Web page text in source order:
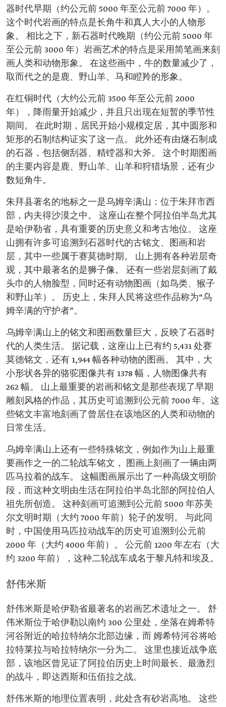
器时代早期（约公元前 5000 年至公元前 7000 年）。
这个时代岩画的特点是长角牛和真人大小的人物形
象。 相比之下，新石器时代晚期（约公元前 5000 年
至公元前 3000 年）岩画艺术的特点是采用简笔画来刻
画人类和动物形象。 在这些画中，牛的数量减少了，
取而代之的是鹿、野山羊、马和瞪羚的形象。
在红铜时代（大约公元前 3500 年至公元前 2000
年），降雨量开始减少，并且只出现在短暂的季节性
期间。 在此时期，居民开始小规模定居，其中圆形和
矩形的石制结构证实了这一点。 此外还有由燧石制成
的石器，包括侧刮器、精镗器和大斧。 这个时期图画
的主要内容是鹿、野山羊、山羊和狩猎场景，还有少
数短角牛。
朱拜县著名的地标之一是乌姆辛满山：位于朱拜市西
部，内夫得沙漠之中。 这座山在整个阿拉伯半岛尤其
是哈伊勒省，具有重要的历史意义和考古地位。 这座
山拥有许多可追溯到石器时代的古铭文、图画和岩
层，其中一些属于赛莫德时期。 山上拥有各种岩层奇
观，其中最著名的是狮子像。 还有一些岩层刻画了戴
头巾的人物脸型，同时还有动物图画（如鸟类、猴子
和野山羊）。 历史上，朱拜人民将这些作品称为“乌
姆辛满的守护者”。
乌姆辛满山上的铭文和图画数量巨大，反映了石器时
代的人类生活。 据记载，这座山上已有约 5,431 处赛
莫德铭文，还有 1,944 幅各种动物的图画。 其中，大
小形状各异的骆驼图像共有 1378 幅，人物图像共有
262 幅。 山上最重要的岩画和铭文是那些表现了早期
雕刻风格的作品，其历史可追溯到公元前 7000 年。这
些铭文丰富地刻画了曾居住在该地区的人类和动物的
日常生活。
乌姆辛满山上还有一些特殊铭文，例如作为山上最重
要画作之一的二轮战车铭文， 图画上刻画了一辆由两
匹马拉着的战车。 这幅图画展示出了一种高级文明阶
段，而这种文明由生活在阿拉伯半岛北部的阿拉伯人
祖先所创造。 这种刻画可追溯到公元前 5000 年苏美
尔文明时期（大约 7000 年前）轮子的发明。 与此同
时，中国使用马匹拉动战车的历史可追溯到公元前
2000 年（大约 4000 年前）。 公元前 1200 年左右（大
约 3200 年前），这种二轮战车成名于黎凡特和埃及。
舒伟米斯
舒伟米斯是哈伊勒省最著名的岩画艺术遗址之一。 舒
伟米斯位于哈伊勒以南约 300 公里处，坐落在姆希特
河谷附近的哈拉特纳尔北部边缘，而 姆希特河谷将哈
拉特莱拉与哈拉特纳尔一分为二。 这里也接近战争底
部，该地区曾见证了阿拉伯历史上时间最长、最激烈
的战斗，即达西斯和伍佰拉之战。
舒伟米斯的地理位置表明，此处含有砂岩高地。 这些